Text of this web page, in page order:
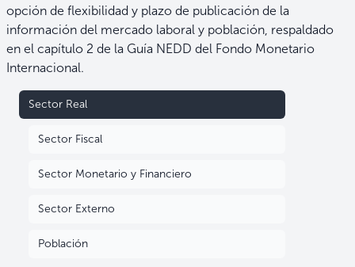
Central
+1 más
de Inflación (ISI)
Base dic. 2009.
opción de flexibilidad y plazo de publicación de la
información del mercado laboral y población, respaldado
en el capítulo 2 de la Guía NEDD del Fondo Monetario
Internacional.
Sector Real
Sector Fiscal
Sector Monetario y Financiero
Sector Externo
Población